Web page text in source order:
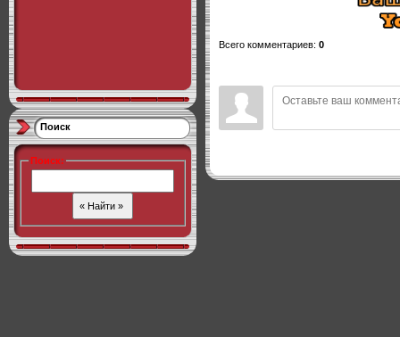
Поиск
Поиск:
Всего комментариев: 0